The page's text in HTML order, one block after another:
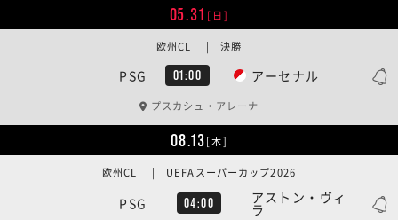
05.31 [日]
PSG 01:00 アーセナル
欧州CL | 決勝
プスカシュ・アレーナ
08.13[木]
PSG 04:00 アストン・ヴィ
ラ
欧州CL | UEFAスーパーカップ2026